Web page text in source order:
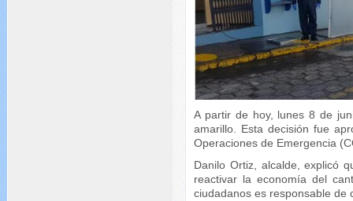
A partir de hoy, lunes 8 de
amarillo. Esta decisión fue
Operaciones de Emergencia
Danilo Ortiz, alcalde, explicó
reactivar la economía del
ciudadanos es responsable de